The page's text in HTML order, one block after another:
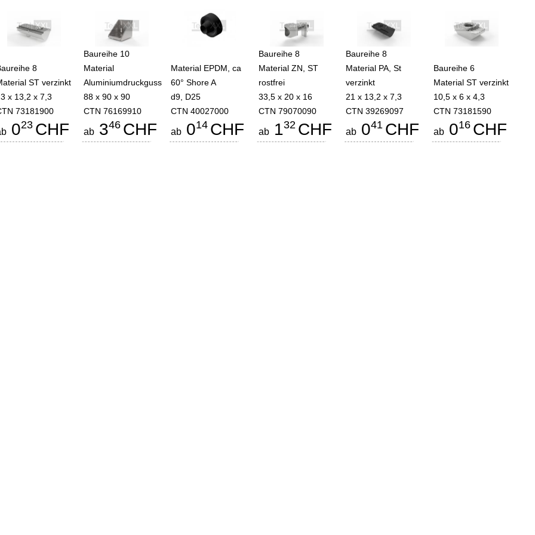
8
ST verzinkt
x 13,2 x 7,3
73181900
023 CHF
Baureihe 10
Material
Aluminiumdruckguss
88 x 90 x 90
CTN 76169910
ab346 CHF
Material EPDM, ca
60° Shore A
d9, D25
CTN 40027000
ab 014 CHF
Baureihe 8
Material ZN, ST
rostfrei
33,5 x 20 x 16
CTN 79070090
ab132 CHF
Baureihe 8
Material PA, St
verzinkt
21 x 13,2 x 7,3
CTN 39269097
ab 041 CHF
Baureihe 6
Material ST verzinkt
10,5 x 6 x 4,3
CTN 73181590
ab016 CHF